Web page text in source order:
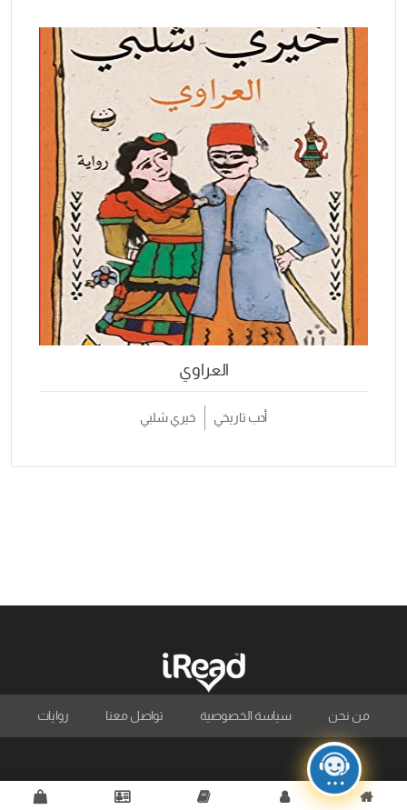
العراوي
أدب تاريخي خيري شلبي
من نحن سياسة الخصوصية تواصل معنا روايات